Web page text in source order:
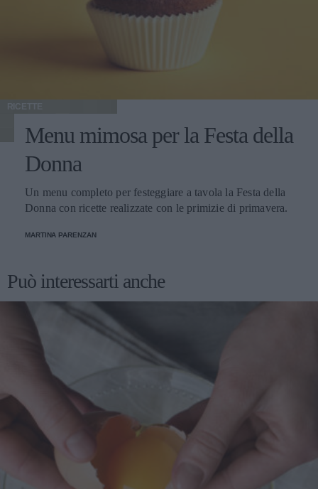
RICETTE
Menu mimosa per la Festa della
Donna
Un menu completo per festeggiare a tavola la Festa della
Donna con ricette realizzate con le primizie di primavera.
MARTINA PARENZAN
Può interessarti anche